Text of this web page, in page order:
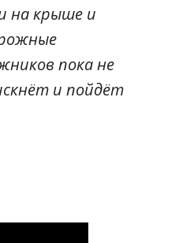
на крыше и
пока не
и пойдёт